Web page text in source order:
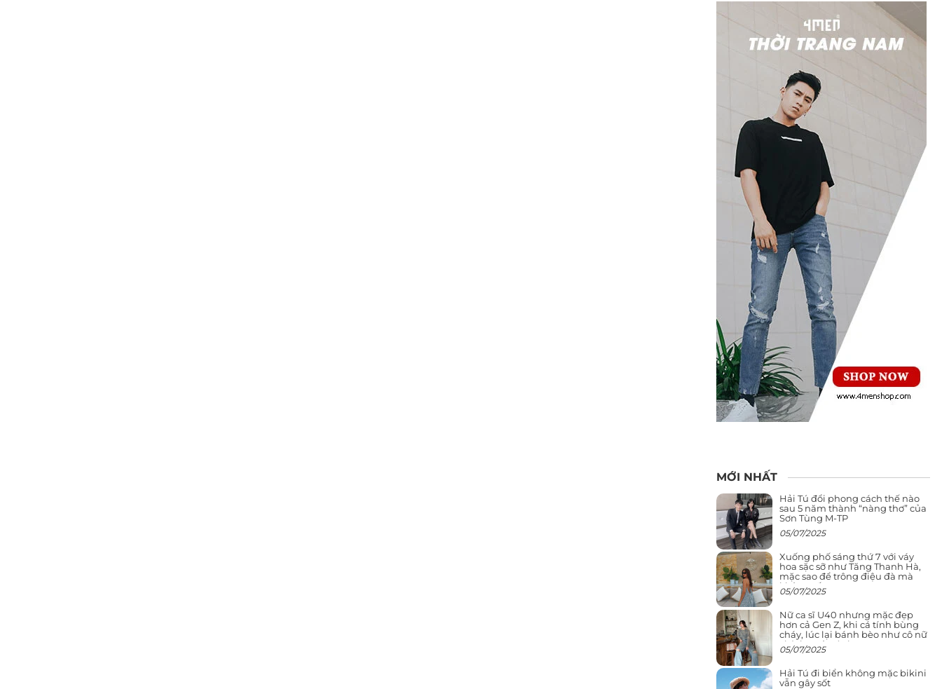
MỚI NHẤT
Hải Tú đổi phong cách thế nào
sau 5 năm thành “nàng thơ” của
Sơn Tùng M-TP
05/07/2025
Xuống phố sáng thứ 7 với váy
hoa sặc sỡ như Tăng Thanh Hà,
mặc sao để trông điệu đà mà
không sến
05/07/2025
Nữ ca sĩ U40 nhưng mặc đẹp
hơn cả Gen Z, khi cá tính bùng
cháy, lúc lại bánh bèo như cô nữ
chính ngôn tình
05/07/2025
Hải Tú đi biển không mặc bikini
vẫn gây sốt